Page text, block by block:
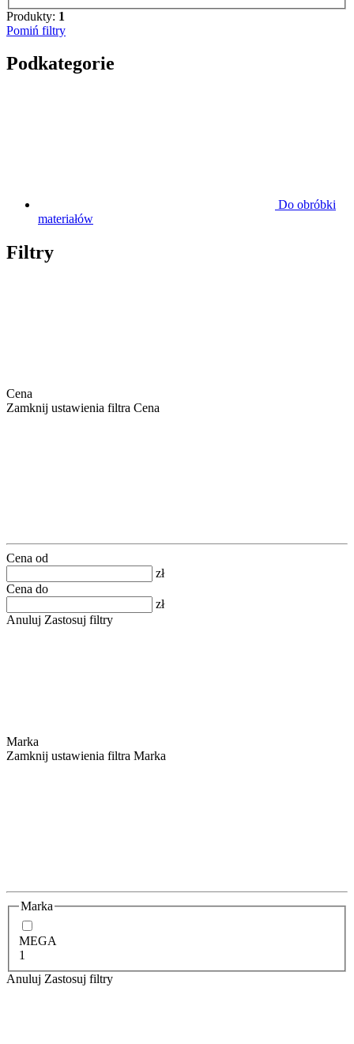
Produkty: 1
Pomiń filtry
Podkategorie
Do obróbki
materiałów
Filtry
Cena
Zamknij ustawienia filtra Cena
Cena od
zł
Cena do
zł
Anuluj Zastosuj filtry
Marka
Zamknij ustawienia filtra Marka
Marka
MEGA
1
Anuluj Zastosuj filtry